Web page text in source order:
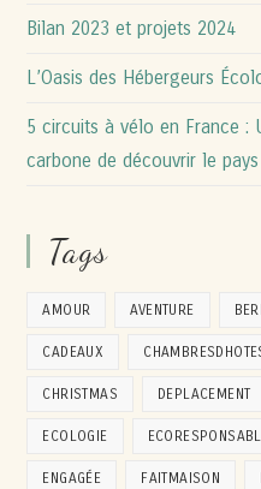
Bilan 2023 et projets 2024
L’Oasis des Hébergeurs
5 circuits à vélo en France :
carbone de découvrir le pays
Tags
AMOUR AVENTURE
CADEAUX
CHRISTMAS DEPLACEMENT
ECOLOGIE
ENGAGÉE FAITMAISON